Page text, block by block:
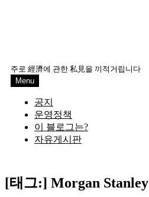
주로 經濟에 관한 私見을 끼적거립니다
Menu
공지
운영정책
이 블로그는?
자유게시판
[태그:] Morgan Stanley